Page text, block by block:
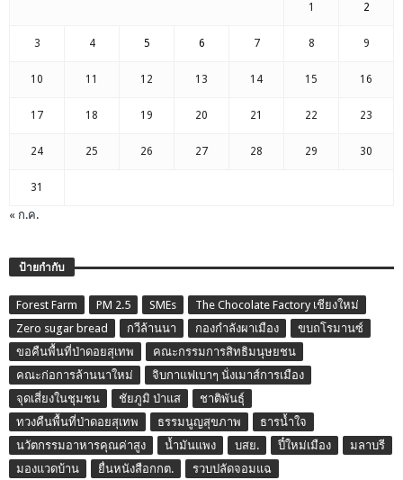
1 2
3 4 5 6 7 8 9
10 11 12 13 14 15 16
17 18 19 20 21 22 23
24 25 26 27 28 29 30
31
« ก.ค.
ป้ายกำกับ
Forest Farm PM 2.5 SMEs
The Chocolate Factory เชียงใหม่
Zero sugar bread
กวีล้านนา กองกำลังผาเมือง
ขบถโรมานซ์
ขอคืนพื้นที่ป่าดอยสุเทพ
คณะกรรมการสิทธิมนุษยชน
คณะก่อการล้านนาใหม่
จิบกาแฟเบาๆ นั่งเมาส์การเมือง
จุดเสี่ยงในชุมชน
ชัยภูมิ ป่าแส
ชาติพันธุ์
ทวงคืนพื้นที่ป่าดอยสุเทพ
ธรรมนูญสุขภาพ
ธารน้ำใจ
นวัตกรรมอาหารคุณค่าสูง
น้ำมันแพง บสย. ปี๋ใหม่เมือง
มลาบรี
มองแวดบ้าน
ยื่นหนังสือกกต.
รวบปลัดจอมแฉ